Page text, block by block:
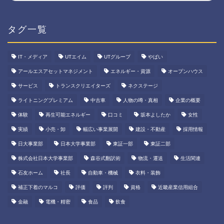
タグ一覧
IT・メディア UTエイム UTグループ やばい
アールエスアセットマネジメント エネルギー・資源 オープンハウス
サービス トランスクリエイターズ ネクステージ
ライトニングプレミアム 中古車 人物の噂・真相 企業の概要
体験 再生可能エネルギー 口コミ 坂本よしたか 女性
実績 小売・卸 幅広い事業展開 建設・不動産 採用情報
日大事業部 日本大学事業部 東証一部 東証二部
株式会社日本大学事業部 森谷式翻訳術 物流・運送 生活関連
石友ホーム 社長 自動車・機械 衣料・装飾
補正下着のマルコ 評価 評判 資格 近畿産業信用組合
金融 電機・精密 食品 飲食